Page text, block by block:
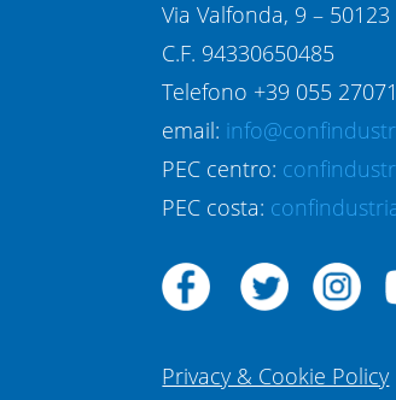
Via Valfonda, 9 – 50123
C.F. 94330650485
Telefono +39 055 27071
email:
PEC centro:
PEC costa:
Privacy & Cookie Policy